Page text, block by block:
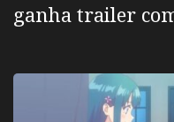
ganha trailer